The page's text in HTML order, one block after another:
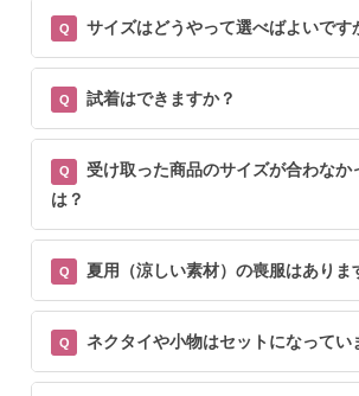
サイズはどうやって選べばよいです
試着はできますか？
受け取った商品のサイズが合わなか
は？
夏用（涼しい素材）の喪服はありま
ネクタイや小物はセットになってい